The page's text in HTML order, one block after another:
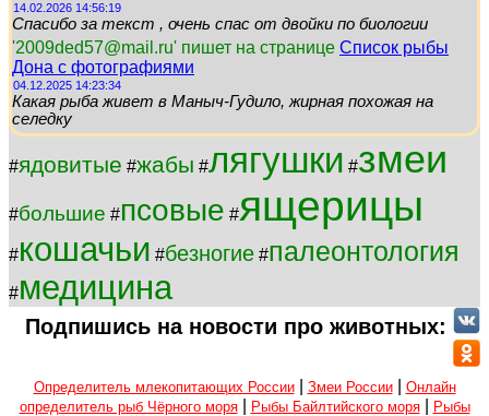
14.02.2026 14:56:19
Спасибо за текст , очень спас от двойки по биологии
'2009ded57@mail.ru' пишет на странице Список рыбы
Дона с фотографиями
04.12.2025 14:23:34
Какая рыба живет в Маныч-Гудило, жирная похожая на
селедку
#ядовитые #жабы #лягушки #змеи
#большие #псовые #ящерицы
#кошачьи #безногие #палеонтология
#медицина
Подпишись на новости про животных:
Определитель млекопитающих России| Змеи России| Онлайн
определитель рыб Чёрного моря| Рыбы Байлтийского моря|
Рыбы